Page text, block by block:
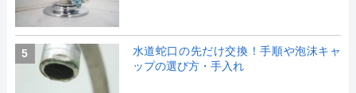
5
水道蛇口の先だけ交換！手順や泡沫キャ
ップの選び方・手入れ